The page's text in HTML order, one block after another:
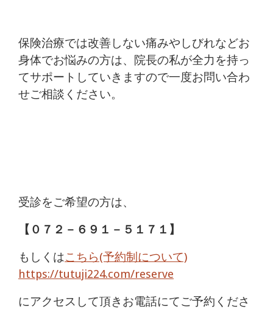
保険治療では改善しない痛みやしびれなどお
身体でお悩みの方は、院長の私が全力を持っ
てサポートしていきますので一度お問い合わ
せご相談ください。
受診をご希望の方は、
【 ０７２－６９１－５１７１ 】
もしくはこちら(予約制について)
https://tutuji224.com/reserve
にアクセスして頂きお電話にてご予約くださ